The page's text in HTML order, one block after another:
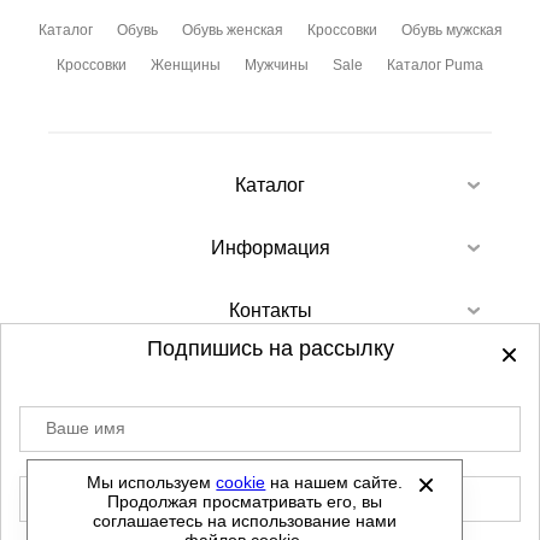
Каталог Обувь Обувь женская Кроссовки Обувь мужская
Кроссовки Женщины Мужчины Sale Каталог Puma
Каталог
Информация
Контакты
©2012-2026 - Sellgroup.ru - все права
защищены.
Данный сайт не является интернет магазином и
не является публичной офертой.
Мы используемcookie на нашем сайте.
Продолжая просматривать его, вы
соглашаетесь на использование нами
Подпишись на рассылку
Ваше имя